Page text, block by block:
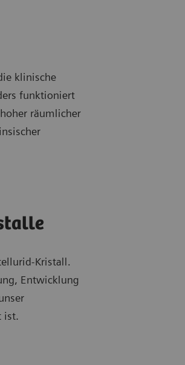
klinische
funktioniert
räumlicher
Kristall.
Entwicklung
ist.